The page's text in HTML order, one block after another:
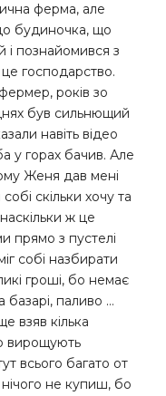
ферма, але
будиночка, що
і познайомився з
господарство.
років зо
був сильнющий
навіть відео
у горах бачив. Але
Женя дав мені
скільки хочу та
ж це
прямо з пустелі
собі назбирати
гроші, бо немає
базарі, паливо …
взяв кілька
вирощують
всього багато от
не купиш, бо